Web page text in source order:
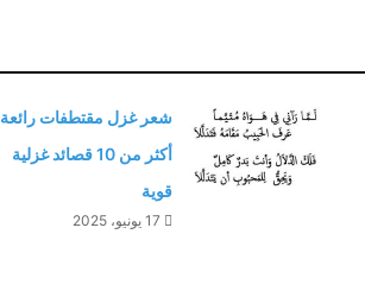
شعر غزل مقتطفات رائعة
أكثر من 10 قصائد غزلية
قوية
17 يونيو، 2025